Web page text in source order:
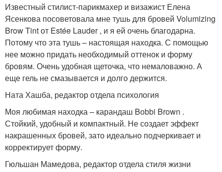
Известный стилист-парикмахер и визажист Елена
Ясенкова посоветовала мне тушь для бровей Volumizing
Brow Tint от Estée Lauder , и я ей очень благодарна.
Потому что эта тушь – настоящая находка. С помощью
нее можно придать необходимый оттенок и форму
бровям. Очень удобная щеточка, что немаловажно. А
еще гель не смазывается и долго держится.
Ната Хашба, редактор отдела психология
Моя любимая находка – карандаш Bobbi Brown .
Стойкий, удобный и компактный. Не создает эффект
накрашенных бровей, зато идеально подчеркивает и
корректирует форму.
Гюльшан Мамедова, редактор отдела стиля жизни